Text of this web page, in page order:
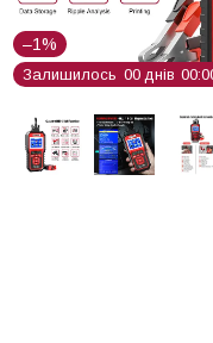
–1%
Залишилось 00 днів 00 0